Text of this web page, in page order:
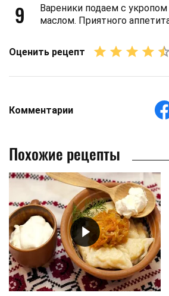
9
Вареники подаем с
маслом. Приятного
Оценить рецепт
Комментарии
Похожие рецепты